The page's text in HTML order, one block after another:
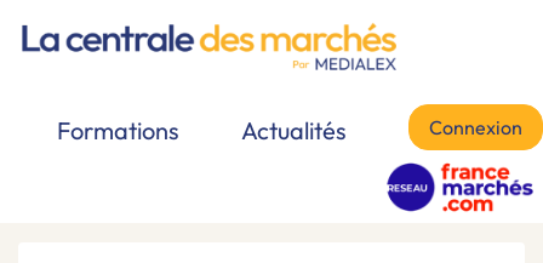
Formations Actualités Connexion